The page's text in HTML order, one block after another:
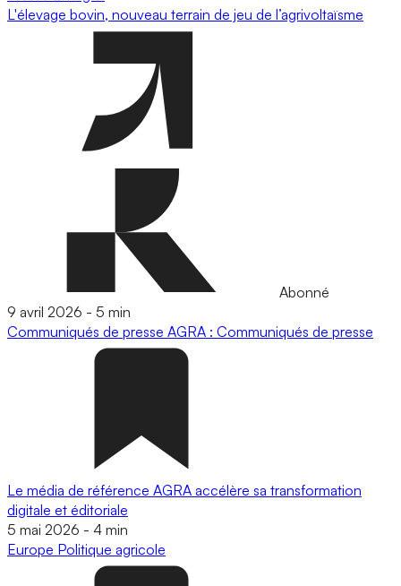
L'élevage bovin, nouveau terrain de jeu de l’agrivoltaïsme
Abonné
9 avril 2026 - 5 min
Communiqués de presse AGRA : Communiqués de presse
Le média de référence AGRA accélère sa transformation
digitale et éditoriale
5 mai 2026 - 4 min
Europe Politique agricole